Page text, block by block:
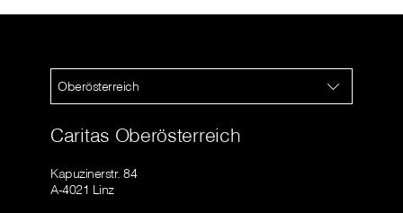
Oberösterreich
Caritas Oberösterreich
Kapuzinerstr. 84
A-4021 Linz